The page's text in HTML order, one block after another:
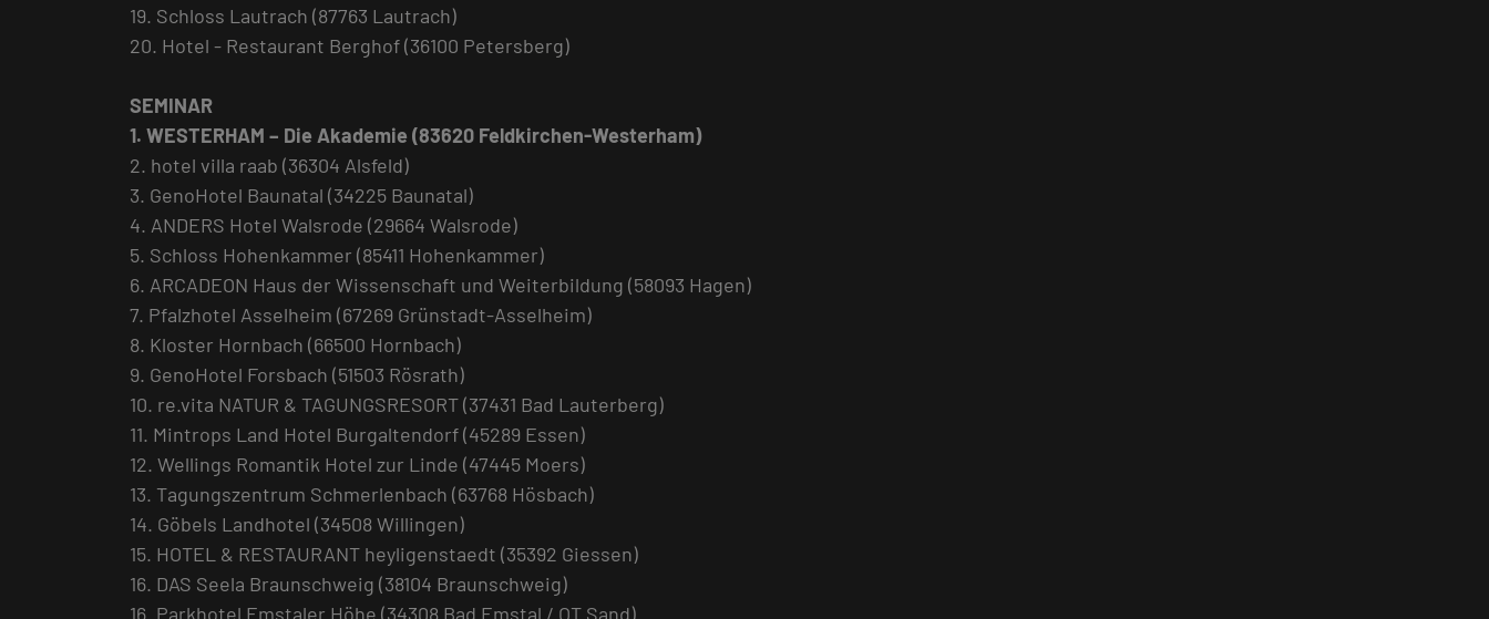
19. Schloss Lautrach (87763 Lautrach)
20. Hotel - Restaurant Berghof (36100 Petersberg)
SEMINAR
1. WESTERHAM – Die Akademie (83620 Feldkirchen-Westerham)
2. hotel villa raab (36304 Alsfeld)
3. GenoHotel Baunatal (34225 Baunatal)
4. ANDERS Hotel Walsrode (29664 Walsrode)
5. Schloss Hohenkammer (85411 Hohenkammer)
6. ARCADEON Haus der Wissenschaft und Weiterbildung (58093 Hagen)
7. Pfalzhotel Asselheim (67269 Grünstadt-Asselheim)
8. Kloster Hornbach (66500 Hornbach)
9. GenoHotel Forsbach (51503 Rösrath)
10. re.vita NATUR & TAGUNGSRESORT (37431 Bad Lauterberg)
11. Mintrops Land Hotel Burgaltendorf (45289 Essen)
12. Wellings Romantik Hotel zur Linde (47445 Moers)
13. Tagungszentrum Schmerlenbach (63768 Hösbach)
14. Göbels Landhotel (34508 Willingen)
15. HOTEL & RESTAURANT heyligenstaedt (35392 Giessen)
16. DAS Seela Braunschweig (38104 Braunschweig)
16. Parkhotel Emstaler Höhe (34308 Bad Emstal / OT Sand)